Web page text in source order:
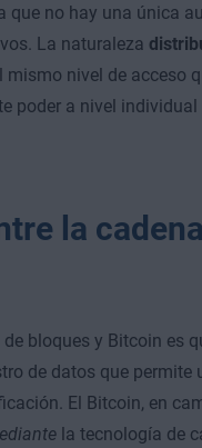
que no hay una única
La naturaleza
mismo nivel de acceso
poder a nivel
la
bloques y Bitcoin es
de datos que
El Bitcoin, en
la tecnología de